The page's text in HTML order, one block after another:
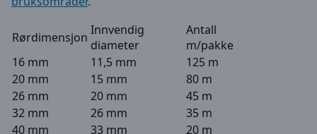
Rørdimensjon Innvendig
diameter
Antall
m/pakke
16 mm
11,5 mm
125 m
20 mm
15 mm
80 m
26 mm
20 mm
45 m
32 mm
26 mm
35 m
40 mm
33 mm 20 m